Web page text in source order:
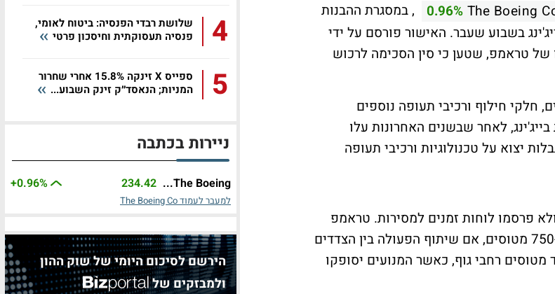
The Boeing
0.96%
, במסגרת ההבנות
בשבוע שעבר. האישור פורסם על ידי
של טראמפ, שטען כי סין הסכימה לרכוש
חלקי חילוף ורכיבי תעופה נוספים
לאחר שבשנים האחרונות עלו
יצוא על טכנולוגיות ורכיבי תעופה
פרסמו לוחות זמנים למסירות. טראמפ
אמר לאחר הפסגה כי ההזמנה עשויה בעתיד להתרחב עד ל-750 מטוסים, אם שיתוף הפעולה בין הצדדים
הדיווחים, העסקה צפויה לכלול מטוסי 737 לצד מטוסים רחבי גוף, כאשר המנועים יסופקו
4
שלושת רבדי הפנסיה: ביטוח לאומי,
פנסיה תעסוקתית וחיסכון פרטי
5
ספייס X זינקה 15.8% אחרי שחרור
המניות; הנאסד״ק זינק השבוע...
ניירות בכתבה
The Boeing...
234.42
+0.96%
למעבר לעמוד The Boeing Co
הירשם לסיכום היומי של שוק ההון
ולמבזקים של